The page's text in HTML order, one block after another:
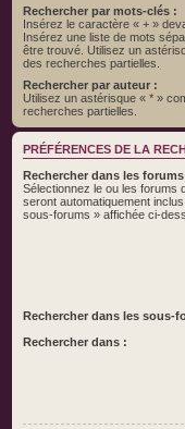
Rechercher par mots-clés :
Insérez le caractère « + »
Insérez une liste de mots
être trouvé. Utilisez un
des recherches partielles.
Rechercher par auteur :
Utilisez un astérisque « * »
recherches partielles.
PRÉFÉRENCES DE LA
Rechercher dans les
Sélectionnez le ou les forums
seront automatiquement
sous-forums » affichée ci-
Rechercher dans les sous-
Rechercher dans :